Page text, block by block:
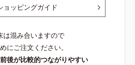
ョッピングガイド
は混み合いますので
にご注文ください。
後が比較的つながりやすい